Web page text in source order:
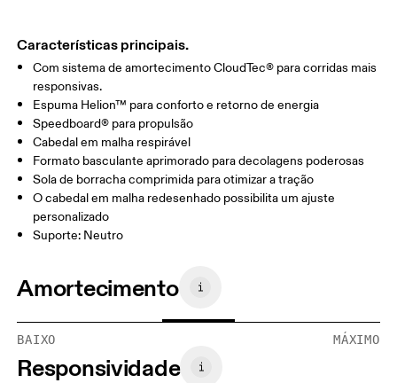
Características principais.
Com sistema de amortecimento CloudTec® para corridas mais
responsivas.
Espuma Helion™ para conforto e retorno de energia
Speedboard® para propulsão
Cabedal em malha respirável
Formato basculante aprimorado para decolagens poderosas
Sola de borracha comprimida para otimizar a tração
O cabedal em malha redesenhado possibilita um ajuste
personalizado
Suporte: Neutro
Amortecimento
BAIXO MÁXIMO
Responsividade